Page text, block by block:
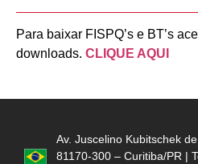
Para baixar FISPQ’s e BT’s
downloads. CLIQUE AQUI
Av. Juscelino Kubitschek
81170-300 – Curitiba/PR |